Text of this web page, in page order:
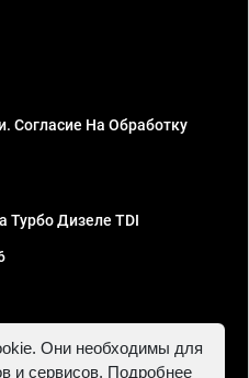
Согласие На Обработку
Турбо Дизеле TDI
ИНН 781302555843,
Они необходимы для
и сервисов. Подробнее